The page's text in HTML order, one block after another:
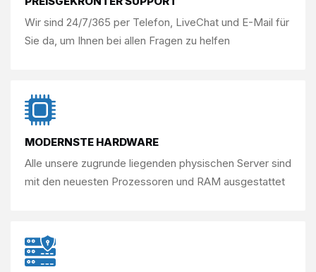
Wir sind 24/7/365 per Telefon, LiveChat und E-Mail für
Sie da, um Ihnen bei allen Fragen zu helfen
MODERNSTE HARDWARE
Alle unsere zugrunde liegenden physischen Server sind
mit den neuesten Prozessoren und RAM ausgestattet